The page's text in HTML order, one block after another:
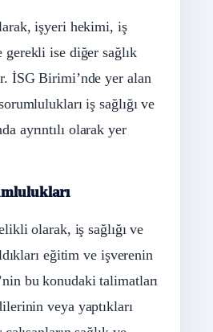
işyeri hekimi, iş
gerekli ise diğer sağlık
İSG Birimi’nde yer alan
iş sağlığı ve
ayrıntılı olarak yer
olarak, iş sağlığı ve
eğitim ve işverenin
bu konudaki talimatları
veya yaptıkları